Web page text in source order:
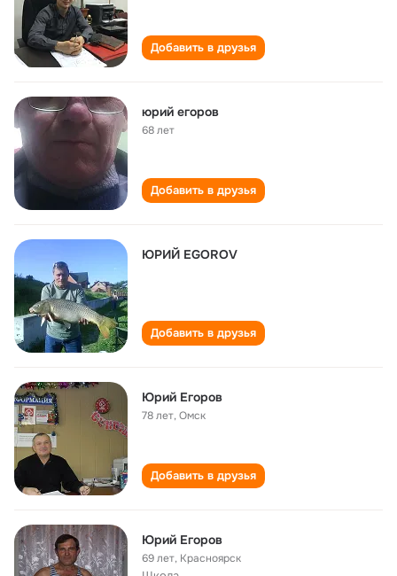
Добавить в друзья
юрий егоров
68 лет
Добавить в друзья
ЮРИЙ EGOROV
Добавить в друзья
Юрий Егоров
78 лет,Омск
Добавить в друзья
Юрий Егоров
69 лет, Красноярск